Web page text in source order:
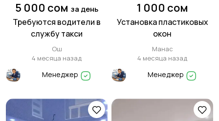
5 000 сом за день
Требуются водители в
службу такси
Ош
4 месяца назад
Менеджер
1 000 сом
Установка пластиковых
окон
Манас
4 месяца назад
Менеджер